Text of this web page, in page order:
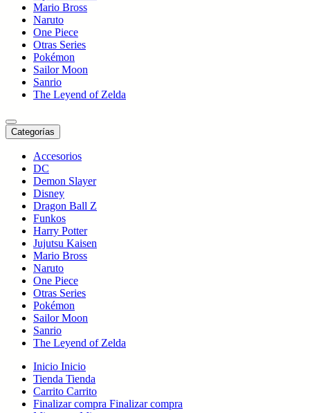
Mario Bross
Naruto
One Piece
Otras Series
Pokémon
Sailor Moon
Sanrio
The Leyend of Zelda
Categorías
Accesorios
DC
Demon Slayer
Disney
Dragon Ball Z
Funkos
Harry Potter
Jujutsu Kaisen
Mario Bross
Naruto
One Piece
Otras Series
Pokémon
Sailor Moon
Sanrio
The Leyend of Zelda
Inicio Inicio
Tienda Tienda
Carrito Carrito
Finalizar compra Finalizar compra